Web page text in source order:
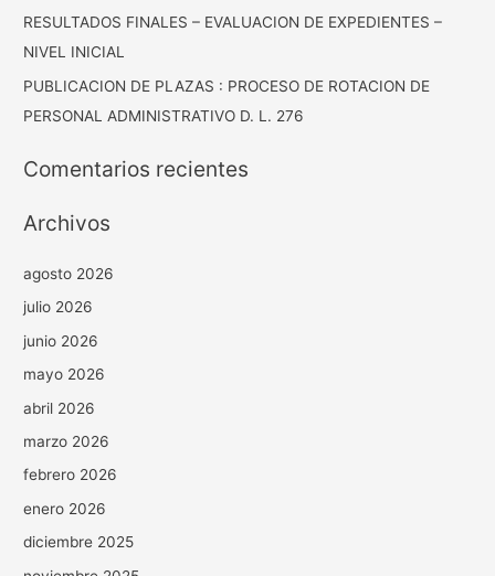
RESULTADOS FINALES – EVALUACION DE EXPEDIENTES –
NIVEL INICIAL
PUBLICACION DE PLAZAS : PROCESO DE ROTACION DE
PERSONAL ADMINISTRATIVO D. L. 276
Comentarios recientes
Archivos
agosto 2026
julio 2026
junio 2026
mayo 2026
abril 2026
marzo 2026
febrero 2026
enero 2026
diciembre 2025